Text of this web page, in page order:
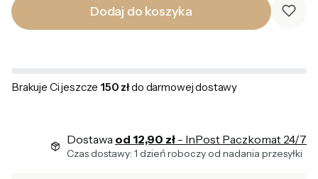
Dodaj do koszyka
Brakuje Ci jeszcze 150 złdo darmowej dostawy
Dostawa od 12,90 zł - InPost Paczkomat 24/7
Czas dostawy: 1 dzień roboczy od nadania przesyłki